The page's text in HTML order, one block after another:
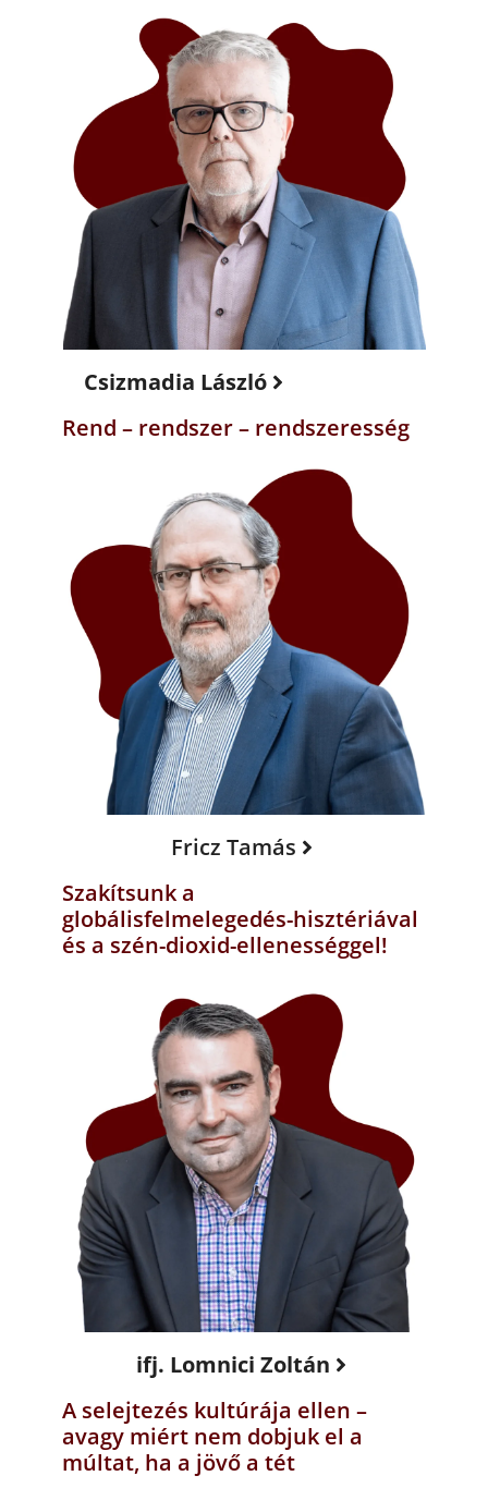
Csizmadia László
Rend – rendszer – rendszeresség
Fricz Tamás
Szakítsunk a
globálisfelmelegedés-hisztériával
és a szén-dioxid-ellenességgel!
ifj. Lomnici Zoltán
A selejtezés kultúrája ellen –
avagy miért nem dobjuk el a
múltat, ha a jövő a tét